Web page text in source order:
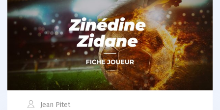
Jean Pitet